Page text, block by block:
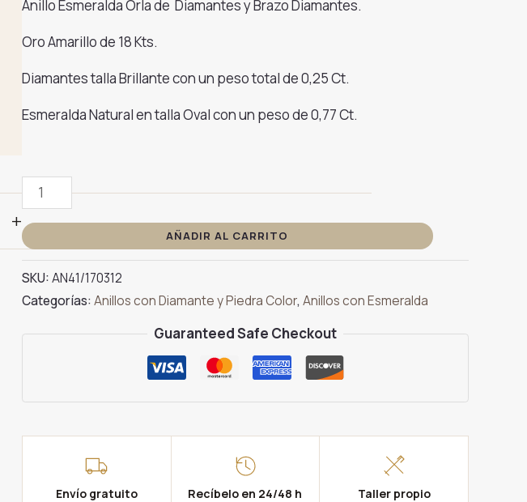
Anillo Esmeralda Orla de Diamantes y Brazo Diamantes.
Oro Amarillo de 18 Kts.
Diamantes talla Brillante con un peso total de 0,25 Ct.
Esmeralda Natural en talla Oval con un peso de 0,77 Ct.
Anillo
Rosetón
Esmeralda
y
Diamantes
en
AÑADIR AL CARRITO
SKU:AN41/170312
Categorías:Anillos con Diamante y Piedra Color,Anillos con Esmeralda
Guaranteed Safe Checkout
Envío gratuito Recíbelo en 24/48 h Taller propio
+